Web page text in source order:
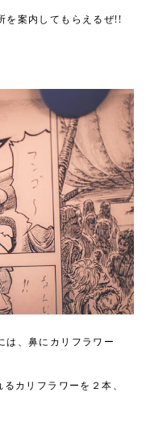
を案内してもらえるぜ!!
は、鼻にカリフラワー
カリフラワーを２本、